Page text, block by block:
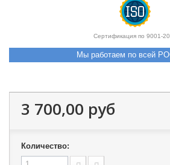
Сертификация по 9001-
Мы работаем по всей
3 700,00 руб
Количество: